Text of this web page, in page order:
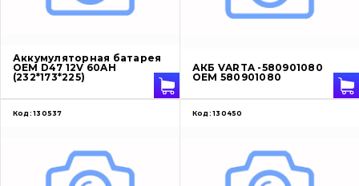
Контакты
Аккумуляторная батарея
OEM D47 12V 60AH
(232*173*225)
АКБ VARTA -580901080
OEM 580901080
Код: 130537 Код: 130450